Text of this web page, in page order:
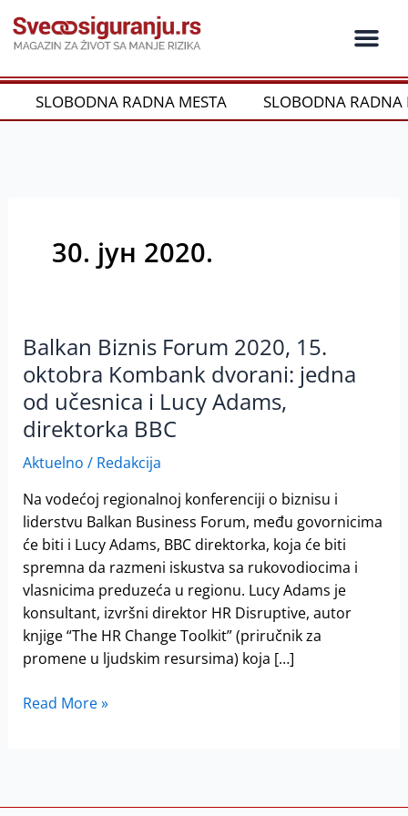
на
садржај
SLOBODNA RADNA MESTA SLOBODNA RADNA
30. јун 2020.
Balkan Biznis Forum 2020, 15.
oktobra Kombank dvorani: jedna
od učesnica i Lucy Adams,
direktorka BBC
Aktuelno / Redakcija
Na vodećoj regionalnoj konferenciji o biznisu i
liderstvu Balkan Business Forum, među govornicima
će biti i Lucy Adams, BBC direktorka, koja će biti
spremna da razmeni iskustva sa rukovodiocima i
vlasnicima preduzeća u regionu. Lucy Adams je
konsultant, izvršni direktor HR Disruptive, autor
knjige “The HR Change Toolkit” (priručnik za
promene u ljudskim resursima) koja […]
Balkan
Biznis
Forum
2020,
15.
oktobra
dvorani:
jedna
od
učesnica
i
Lucy
Adams,
direktorka
Read More »